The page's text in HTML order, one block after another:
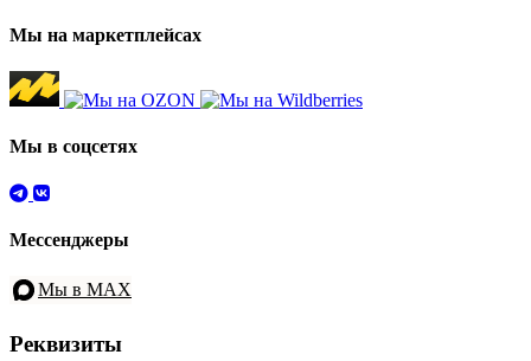
Мы на маркетплейсах
Мы в соцсетях
Мессенджеры
Мы в MAX
Реквизиты